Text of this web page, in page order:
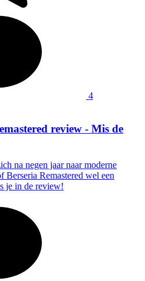
4
review - Mis de
na negen jaar naar moderne
Berseria Remastered wel een
je in de review!